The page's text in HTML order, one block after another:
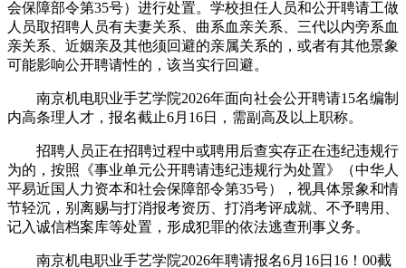
会保障部令第35号）进行处置。学校担任人员和公开聘请工做
人员取招聘人员有夫妻关系、曲系血亲关系、三代以内旁系血
亲关系、近姻亲及其他须回避的亲属关系的，或者有其他景象
可能影响公开聘请性的，该当实行回避。
南京机电职业手艺学院2026年面向社会公开聘请15名编制
内高条理人才，报名截止6月16日，需副高及以上职称。
招聘人员正在招聘过程中或聘用后查实存正在违纪违规行
为的，按照《事业单元公开聘请违纪违规行为处置》（中华人
平易近国人力资本和社会保障部令第35号），视具体景象和情
节轻沉，别离赐与打消报考资历、打消考评成就、不予聘用、
记入诚信档案库等处置，形成犯罪的依法逃查刑事义务。
南京机电职业手艺学院2026年聘请报名6月16日16！00截